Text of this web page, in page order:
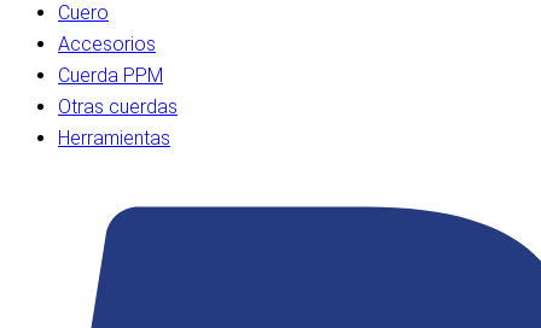
Cuero
Accesorios
Cuerda PPM
Otras cuerdas
Herramientas